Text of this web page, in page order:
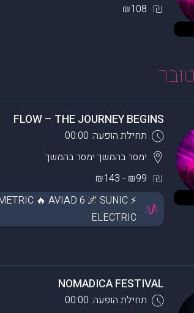
₪108
FLOW – THE JOURNEY BEGINS
תחילת הופעה: 00:00
ימסר בהמשך ימסר בהמשך
₪99 - ₪143
🔥 AVIAD 6 🌌 SUNIC
ELECTRIC
NOMADICA FESTIVAL
תחילת הופעה: 00:00